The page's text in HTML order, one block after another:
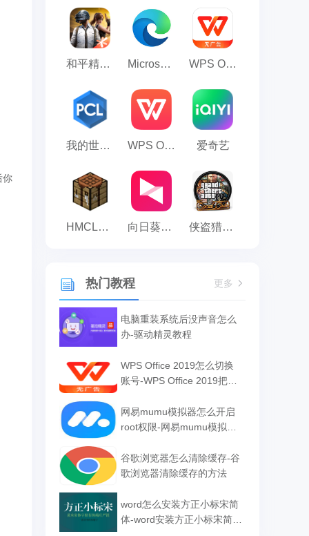
你
和平精英模拟器应用宝版 Microsoft Edge浏览器 WPS Office
我的世界PCL2启动器 WPS Office 2023 爱奇艺
HMCL启动器 向日葵远程控制 侠盗猎车手:罪恶都市之侠盗无双
热门教程 更多
电脑重装系统后没声音怎么
办-驱动精灵教程
WPS Office 2019怎么切换
账号-WPS Office 2019把切
网易mumu模拟器怎么开启
root权限-网易mumu模拟器
谷歌浏览器怎么清除缓存-谷
歌浏览器清除缓存的方法
word怎么安装方正小标宋简
体-word安装方正小标宋简体